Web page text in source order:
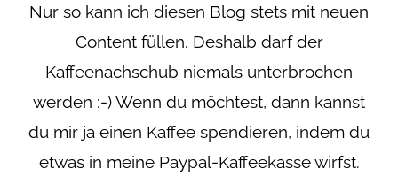
Nur so kann ich diesen Blog stets mit neuen
Content füllen. Deshalb darf der
Kaffeenachschub niemals unterbrochen
werden :-) Wenn du möchtest, dann kannst
du mir ja einen Kaffee spendieren, indem du
etwas in meine Paypal-Kaffeekasse wirfst.